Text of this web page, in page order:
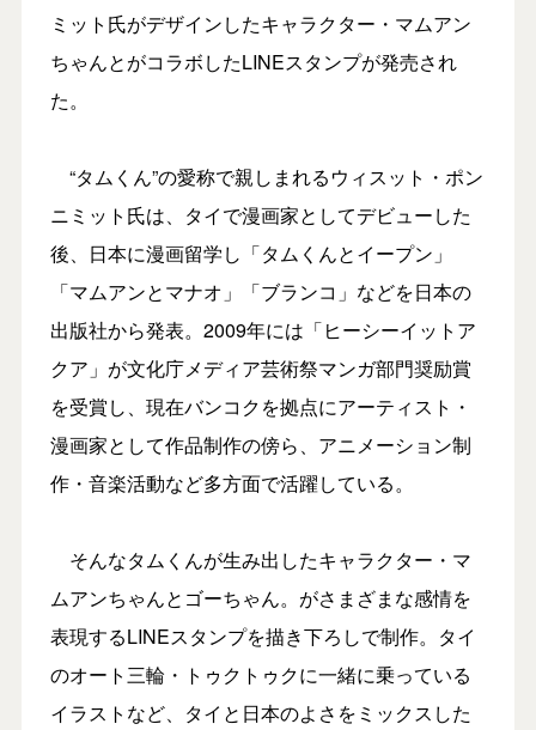
ミット氏がデザインしたキャラクター・マムアン
ちゃんとがコラボしたLINEスタンプが発売され
た。
“タムくん”の愛称で親しまれるウィスット・ポン
ニミット氏は、タイで漫画家としてデビューした
後、日本に漫画留学し「タムくんとイープン」
「マムアンとマナオ」「ブランコ」などを日本の
出版社から発表。2009年には「ヒーシーイットア
クア」が文化庁メディア芸術祭マンガ部門奨励賞
を受賞し、現在バンコクを拠点にアーティスト・
漫画家として作品制作の傍ら、アニメーション制
作・音楽活動など多方面で活躍している。
そんなタムくんが生み出したキャラクター・マ
ムアンちゃんとゴーちゃん。がさまざまな感情を
表現するLINEスタンプを描き下ろしで制作。タイ
のオート三輪・トゥクトゥクに一緒に乗っている
イラストなど、タイと日本のよさをミックスした